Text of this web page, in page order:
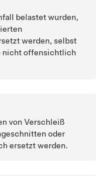
belastet wurden,
werden, selbst
nicht offensichtlich
von Verschleiß
oder
ersetzt werden.